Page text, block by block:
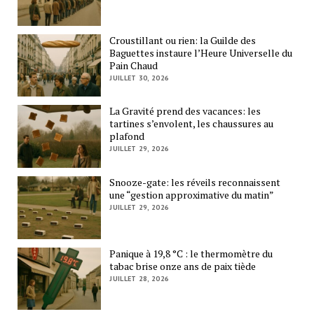
Croustillant ou rien: la Guilde des
Baguettes instaure l’Heure Universelle du
Pain Chaud
JUILLET 30, 2026
La Gravité prend des vacances: les
tartines s’envolent, les chaussures au
plafond
JUILLET 29, 2026
Snooze-gate: les réveils reconnaissent
une “gestion approximative du matin”
JUILLET 29, 2026
Panique à 19,8 °C : le thermomètre du
tabac brise onze ans de paix tiède
JUILLET 28, 2026